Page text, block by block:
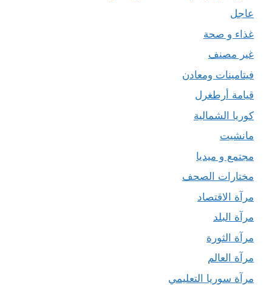
عاجل
غذاء و صحة
غير مصنف
فيتامينات ومعادن
قيامة أرطغرل
كوريا الشمالية
مانشيت
مجتمع و ميديا
مختارات الصحف
مرآة الاقتصاد
مرآة البلد
مرآة الثورة
مرآة العالم
مرآة سوريا التعليمي